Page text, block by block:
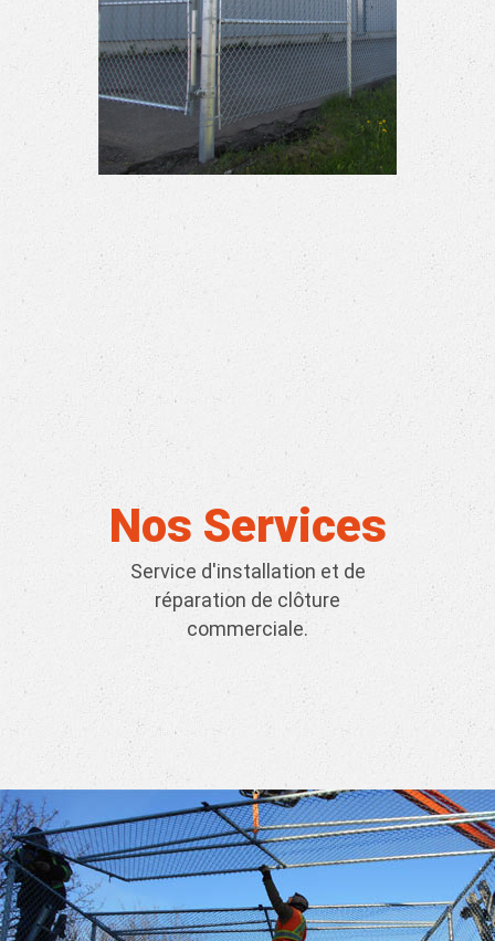
Clôture commerciale
Nos Services
Service d'installation et de
réparation de clôture
commerciale.